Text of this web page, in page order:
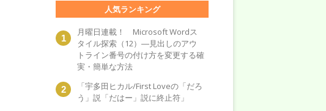
人気ランキング
月曜日連載！ Microsoft Wordス
タイル探索（12）―見出しのアウ
トライン番号の付け方を変更する確
実・簡単な方法
「宇多田ヒカル/First Loveの「だろ
う」説「だはー」説に終止符」